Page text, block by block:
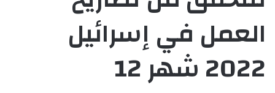
العمل في إسرائيل
2022 شهر 12